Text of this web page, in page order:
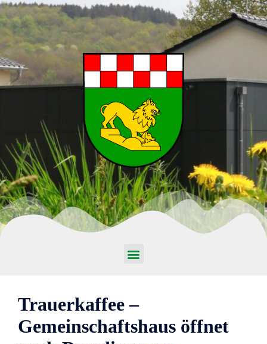
Trauerkaffee –
Gemeinschaftshaus öffnet